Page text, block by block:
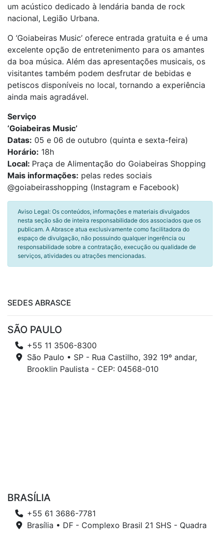
um acústico dedicado à lendária banda de rock
nacional, Legião Urbana.
O ‘Goiabeiras Music’ oferece entrada gratuita e é uma
excelente opção de entretenimento para os amantes
da boa música. Além das apresentações musicais, os
visitantes também podem desfrutar de bebidas e
petiscos disponíveis no local, tornando a experiência
ainda mais agradável.
Serviço
‘Goiabeiras Music’
Datas: 05 e 06 de outubro (quinta e sexta-feira)
Horário: 18h
Local: Praça de Alimentação do Goiabeiras Shopping
Mais informações: pelas redes sociais
@goiabeirasshopping (Instagram e Facebook)
Aviso Legal: Os conteúdos, informações e materiais divulgados
nesta seção são de inteira responsabilidade dos associados que os
publicam. A Abrasce atua exclusivamente como facilitadora do
espaço de divulgação, não possuindo qualquer ingerência ou
responsabilidade sobre a contratação, execução ou qualidade de
serviços, atividades ou atrações mencionadas.
SEDES ABRASCE
SÃO PAULO
+55 11 3506-8300
São Paulo • SP - Rua Castilho, 392 19º andar,
Brooklin Paulista - CEP: 04568-010
BRASÍLIA
+55 61 3686-7781
Brasília • DF - Complexo Brasil 21 SHS - Quadra